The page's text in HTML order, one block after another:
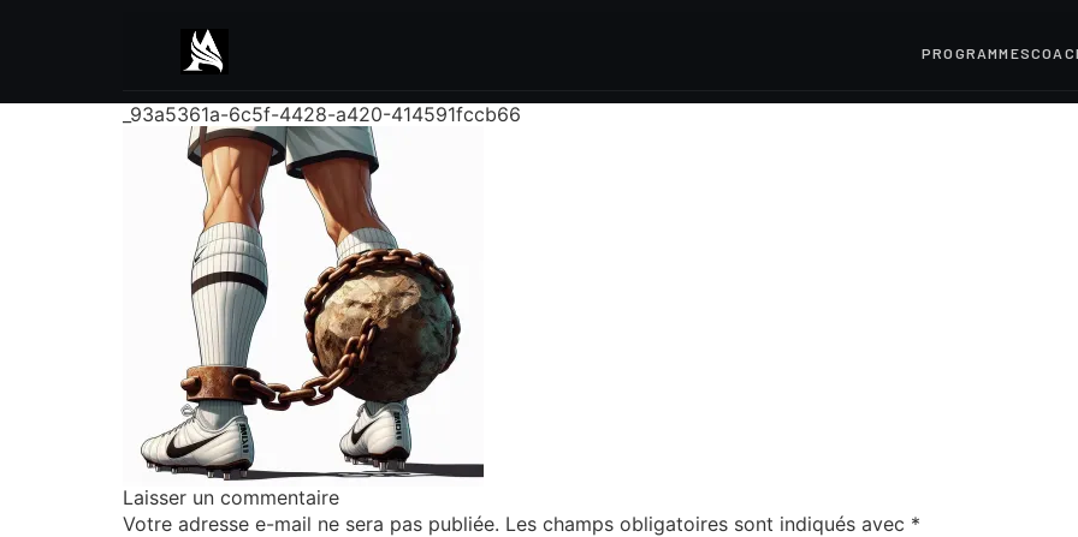
PROGRAMMES
_93a5361a-6c5f-4428-a420-414591fccb66
Laisser un commentaire
Votre adresse e-mail ne sera pas publiée. Les champs obligatoires sont indiqués avec *